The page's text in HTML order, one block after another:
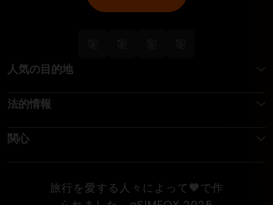
人気の目的地
法的情報
関心
旅行を愛する人々によって🧡で作